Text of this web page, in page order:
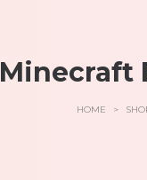
Minecraft
HOME >